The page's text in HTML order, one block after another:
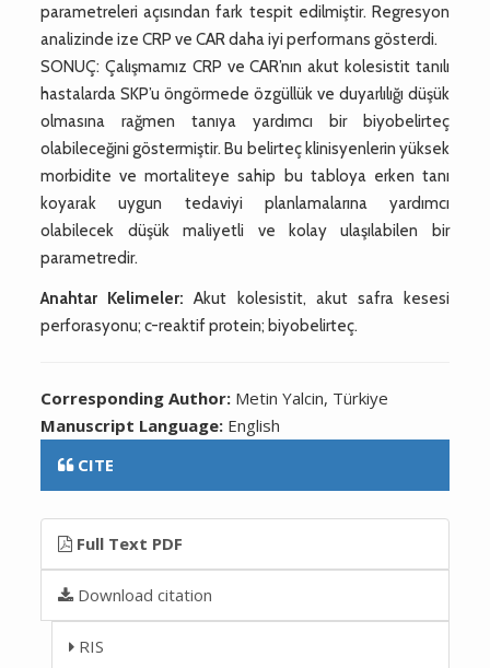
parametreleri açısından fark tespit edilmiştir. Regresyon
analizinde ize CRP ve CAR daha iyi performans gösterdi.
SONUÇ: Çalışmamız CRP ve CAR’nın akut kolesistit tanılı
hastalarda SKP’u öngörmede özgüllük ve duyarlılığı düşük
olmasına rağmen tanıya yardımcı bir biyobelirteç
olabileceğini göstermiştir. Bu belirteç klinisyenlerin yüksek
morbidite ve mortaliteye sahip bu tabloya erken tanı
koyarak uygun tedaviyi planlamalarına yardımcı
olabilecek düşük maliyetli ve kolay ulaşılabilen bir
parametredir.
Anahtar Kelimeler: Akut kolesistit, akut safra kesesi
perforasyonu; c-reaktif protein; biyobelirteç.
Corresponding Author: Metin Yalcin, Türkiye
Manuscript Language: English
CITE
Full Text PDF
Download citation
RIS